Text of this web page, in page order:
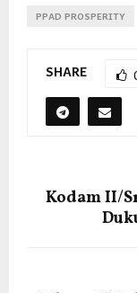
PPAD PROSPERITY
SHARE
Kodam II/